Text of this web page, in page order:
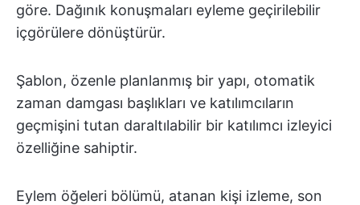
göre. Dağınık konuşmaları eyleme geçirilebilir
içgörülere dönüştürür.
Şablon, özenle planlanmış bir yapı, otomatik
zaman damgası başlıkları ve katılımcıların
geçmişini tutan daraltılabilir bir katılımcı izleyici
özelliğine sahiptir.
Eylem öğeleri bölümü, atanan kişi izleme, son